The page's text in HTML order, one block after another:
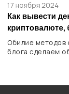
17 ноября 2024
Как вывести
криптовалюте,
Обилие методов
блога сделаем